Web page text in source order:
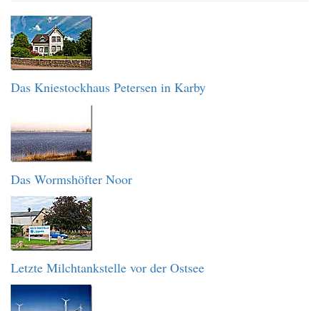
Das Kniestockhaus Petersen in Karby
Das Wormshöfter Noor
Letzte Milchtankstelle vor der Ostsee